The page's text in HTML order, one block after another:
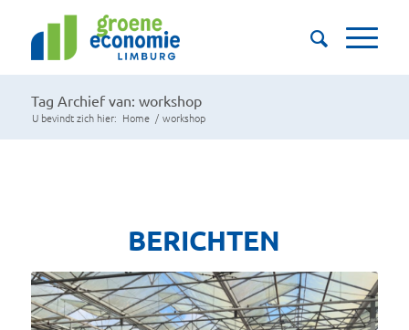
Tag Archief van: workshop
U bevindt zich hier: Home / workshop
BERICHTEN